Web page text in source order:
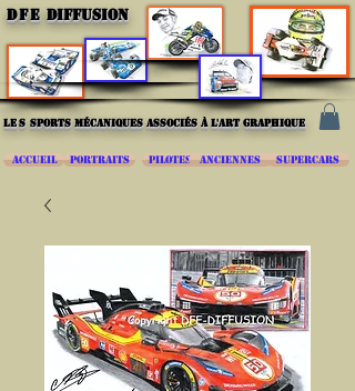
DFE DIFFUSION
les sports mécaniques associés à l'art graphique
ACCUEIL PORTRAITS PILOTES ANCIENNES SUPERCARS